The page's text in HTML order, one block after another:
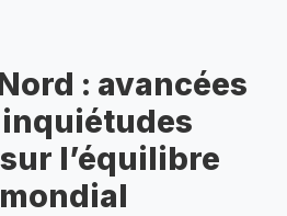
: avancées
l’équilibre